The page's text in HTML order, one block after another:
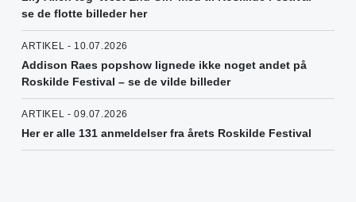
se de flotte billeder her
ARTIKEL - 10.07.2026
Addison Raes popshow lignede ikke noget andet på
Roskilde Festival – se de vilde billeder
ARTIKEL - 09.07.2026
Her er alle 131 anmeldelser fra årets Roskilde Festival